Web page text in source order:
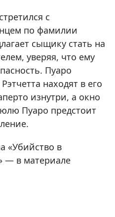
с
по фамилии
сыщику стать на
уверяя, что ему
Пуаро
находят в его
изнутри, а окно
Пуаро предстоит
«Убийство в
— в материале